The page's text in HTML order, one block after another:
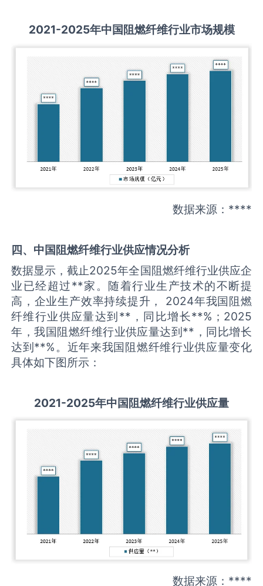
2021-2025年中国阻燃纤维行业市场规模
数据来源：****
四、中国阻燃纤维行业供应情况分析
数据显示，截止2025年全国阻燃纤维行业供应企
业已经超过**家。随着行业生产技术的不断提
高，企业生产效率持续提升， 2024年我国阻燃
纤维行业供应量达到**，同比增长**%；2025
年，我国阻燃纤维行业供应量达到**，同比增长
达到**%。近年来我国阻燃纤维行业供应量变化
具体如下图所示：
2021-2025年中国阻燃纤维行业供应量
数据来源：****